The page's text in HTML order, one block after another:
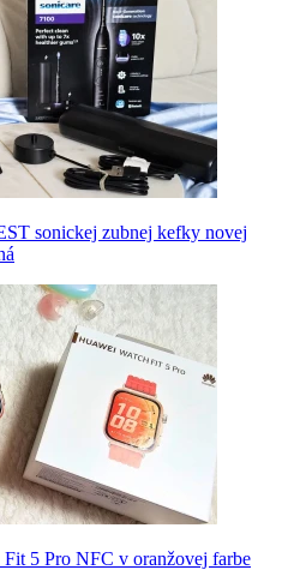
sonickej zubnej kefky novej
5 Pro NFC v oranžovej farbe